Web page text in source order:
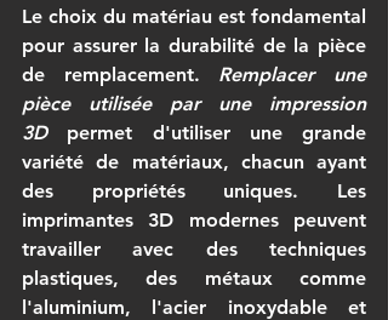
Le choix du matériau est fondamental
pour assurer la durabilité de la pièce
de remplacement. Remplacer une
pièce utilisée par une impression
3D permet d'utiliser une grande
variété de matériaux, chacun ayant
des propriétés uniques. Les
imprimantes 3D modernes peuvent
travailler avec des techniques
plastiques, des métaux comme
l'aluminium, l'acier inoxydable et